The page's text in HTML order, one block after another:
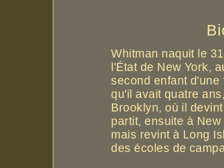
Whitman naquit le
l'État de New York,
second enfant
qu'il avait quatre
Brooklyn, où il
partit, ensuite à
mais revint à Long
des écoles de